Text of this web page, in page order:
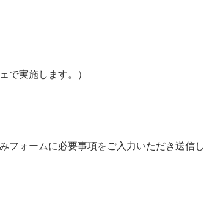
で実施します。）
フォームに必要事項をご入力いただき送信し